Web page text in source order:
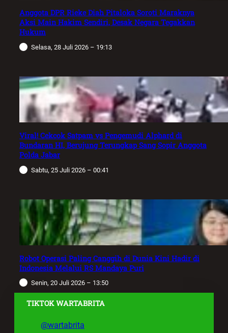
Anggota DPR Rieke Diah Pitaloka Soroti Maraknya
Aksi Main Hakim Sendiri, Desak Negara Tegakkan
Hukum
Selasa, 28 Juli 2026 – 19:13
Viral! Cekcok Satpam vs Pengemudi Alphard di
Bundaran HI, Berujung Terungkap Sang Sopir Anggota
Polda Jabar
Sabtu, 25 Juli 2026 – 00:41
Robot Operasi Paling Canggih di Dunia Kini Hadir di
Indonesia Melalui RS Mandaya Puri
Senin, 20 Juli 2026 – 13:50
TIKTOK WARTABRITA
@wartabrita